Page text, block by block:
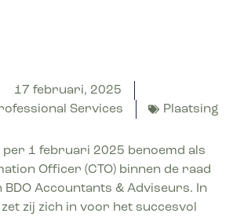
17 februari, 2025
Services
Plaatsing
1 februari 2025 benoemd als
Officer (CTO) binnen de raad
Accountants & Adviseurs. In
zij zich in voor het succesvol